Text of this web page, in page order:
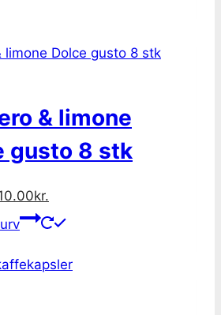
& limone
gusto 8 stk
price
kr.
price
10.00kr..